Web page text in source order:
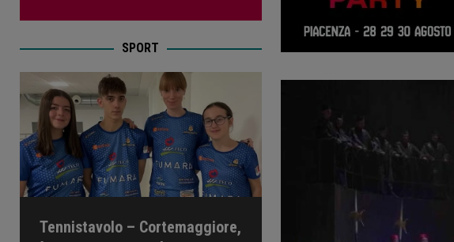
SPORT
Tennistavolo – Cortemaggiore,